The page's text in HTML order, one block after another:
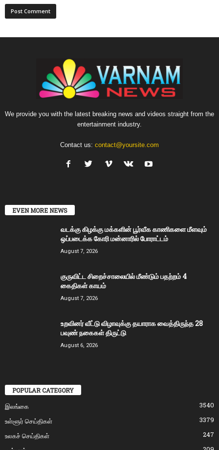
We provide you with the latest breaking news and videos straight from the
entertainment industry.
Contact us: contact@yoursite.com
EVEN MORE NEWS
வடக்கு கிழக்கு மக்களின் பூர்வீக காணிகளை மீளவும்
ஒப்படைக்க கோரி மன்னாரில் போராட்டம்
August 7, 2026
குருவிட்ட சிறைச்சாலையில் மீண்டும் பதற்றம் 4
கைதிகள் காயம்
August 7, 2026
உறவினர் வீட்டு விழாவுக்கு தயாராக வைத்திருந்த 28
பவுண் நகைகள் திருட்டு
August 6, 2026
POPULAR CATEGORY
இலங்கை
3540
உள்ளூர் செய்திகள்
3379
உலகச் செய்திகள்
247